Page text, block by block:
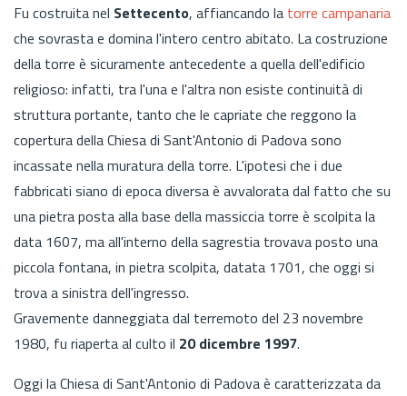
Fu costruita nel Settecento, affiancando la torre campanaria
che sovrasta e domina l'intero centro abitato. La costruzione
della torre è sicuramente antecedente a quella dell'edificio
religioso: infatti, tra l'una e l'altra non esiste continuità di
struttura portante, tanto che le capriate che reggono la
copertura della Chiesa di Sant'Antonio di Padova sono
incassate nella muratura della torre. L'ipotesi che i due
fabbricati siano di epoca diversa è avvalorata dal fatto che su
una pietra posta alla base della massiccia torre è scolpita la
data 1607, ma all'interno della sagrestia trovava posto una
piccola fontana, in pietra scolpita, datata 1701, che oggi si
trova a sinistra dell'ingresso.
Gravemente danneggiata dal terremoto del 23 novembre
1980, fu riaperta al culto il 20 dicembre 1997.
Oggi la Chiesa di Sant'Antonio di Padova è caratterizzata da